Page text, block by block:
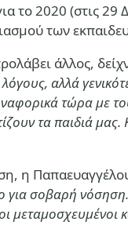
το 2020 (στις
των
άλλος,
αλλά
τώρα με
τα παιδιά
η
για σοβαρή
μεταμοσχευμένοι